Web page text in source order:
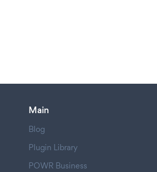
Main
Blog
Plugin Library
POWR Business